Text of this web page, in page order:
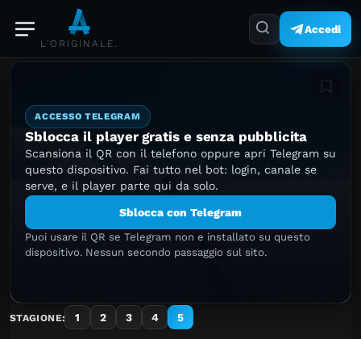
L'ORIGINALE.
Accedi
ACCESSO TELEGRAM
Sblocca il player gratis e senza pubblicita
Scansiona il QR con il telefono oppure apri Telegram su
questo dispositivo. Fai tutto nel bot: login, canale se
serve, e il player parte qui da solo.
Sblocca con Telegram
Puoi usare il QR se Telegram non e installato su questo
dispositivo. Nessun secondo passaggio sul sito.
STAGIONE: 1 2 3 4 5